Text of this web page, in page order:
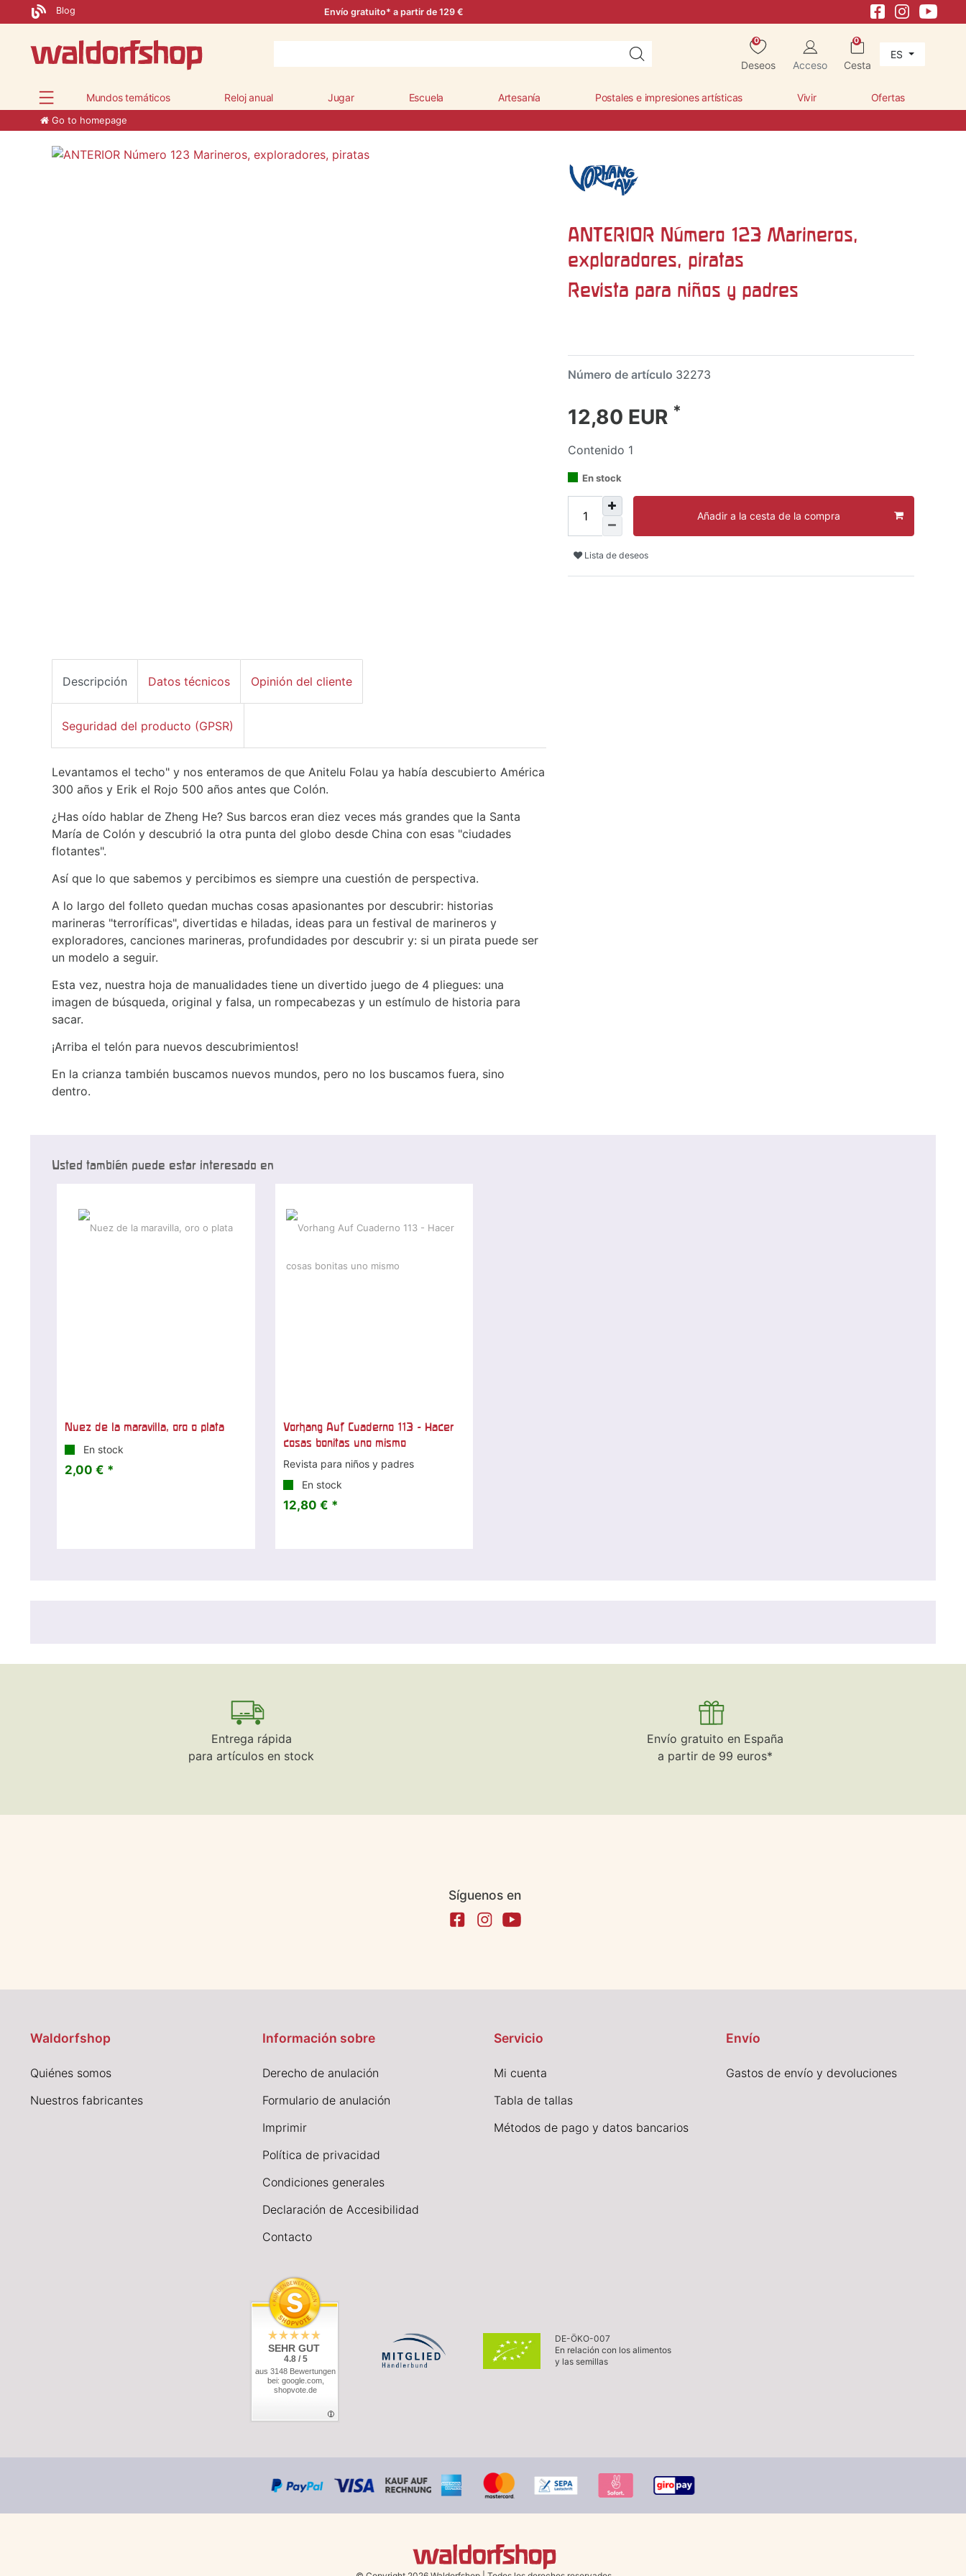
Blog Envío gratuito* a partir de 129 €
0
Deseos Acceso
0
Cesta
ES
Mundos temáticos Reloj anual Jugar Escuela Artesanía Postales e impresiones artísticas Vivir Ofertas
Go to homepage
ANTERIOR Número 123 Marineros,
exploradores, piratas
Revista para niños y padres
Número de artículo 32273
12,80 EUR *
Contenido 1
En stock
Añadir a la cesta de la compra
Lista de deseos
Descripción Datos técnicos Opinión del cliente
Seguridad del producto (GPSR)
Levantamos el techo" y nos enteramos de que Anitelu Folau ya había descubierto América
300 años y Erik el Rojo 500 años antes que Colón.
¿Has oído hablar de Zheng He? Sus barcos eran diez veces más grandes que la Santa
María de Colón y descubrió la otra punta del globo desde China con esas "ciudades
flotantes".
Así que lo que sabemos y percibimos es siempre una cuestión de perspectiva.
A lo largo del folleto quedan muchas cosas apasionantes por descubrir: historias
marineras "terroríficas", divertidas e hiladas, ideas para un festival de marineros y
exploradores, canciones marineras, profundidades por descubrir y: si un pirata puede ser
un modelo a seguir.
Esta vez, nuestra hoja de manualidades tiene un divertido juego de 4 pliegues: una
imagen de búsqueda, original y falsa, un rompecabezas y un estímulo de historia para
sacar.
¡Arriba el telón para nuevos descubrimientos!
En la crianza también buscamos nuevos mundos, pero no los buscamos fuera, sino
dentro.
Usted también puede estar interesado en
Nuez de la maravilla, oro o plata
En stock
2,00 € *
Vorhang Auf Cuaderno 113 - Hacer
cosas bonitas uno mismo
Revista para niños y padres
En stock
12,80 € *
Entrega rápida
para artículos en stock
Envío gratuito en España
a partir de 99 euros*
Síguenos en
Waldorfshop
Quiénes somos
Nuestros fabricantes
Información sobre
Derecho de anulación
Formulario de anulación
Imprimir
Política de privacidad
Condiciones generales
Declaración de Accesibilidad
Contacto
Servicio
Mi cuenta
Tabla de tallas
Métodos de pago y datos bancarios
Envío
Gastos de envío y devoluciones
SEHR GUT
4.8 / 5
aus 3148 Bewertungen
bei: google.com,
shopvote.de
DE-ÖKO-007
En relación con los alimentos
y las semillas